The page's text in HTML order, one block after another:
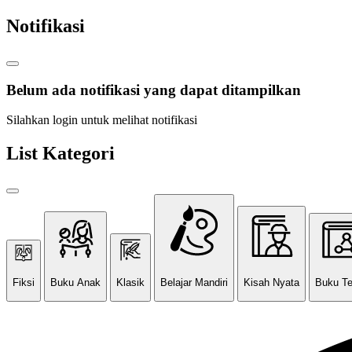
Notifikasi
Belum ada notifikasi yang dapat ditampilkan
Silahkan login untuk melihat notifikasi
List Kategori
Fiksi Buku Anak Klasik Belajar Mandiri Kisah Nyata Buku